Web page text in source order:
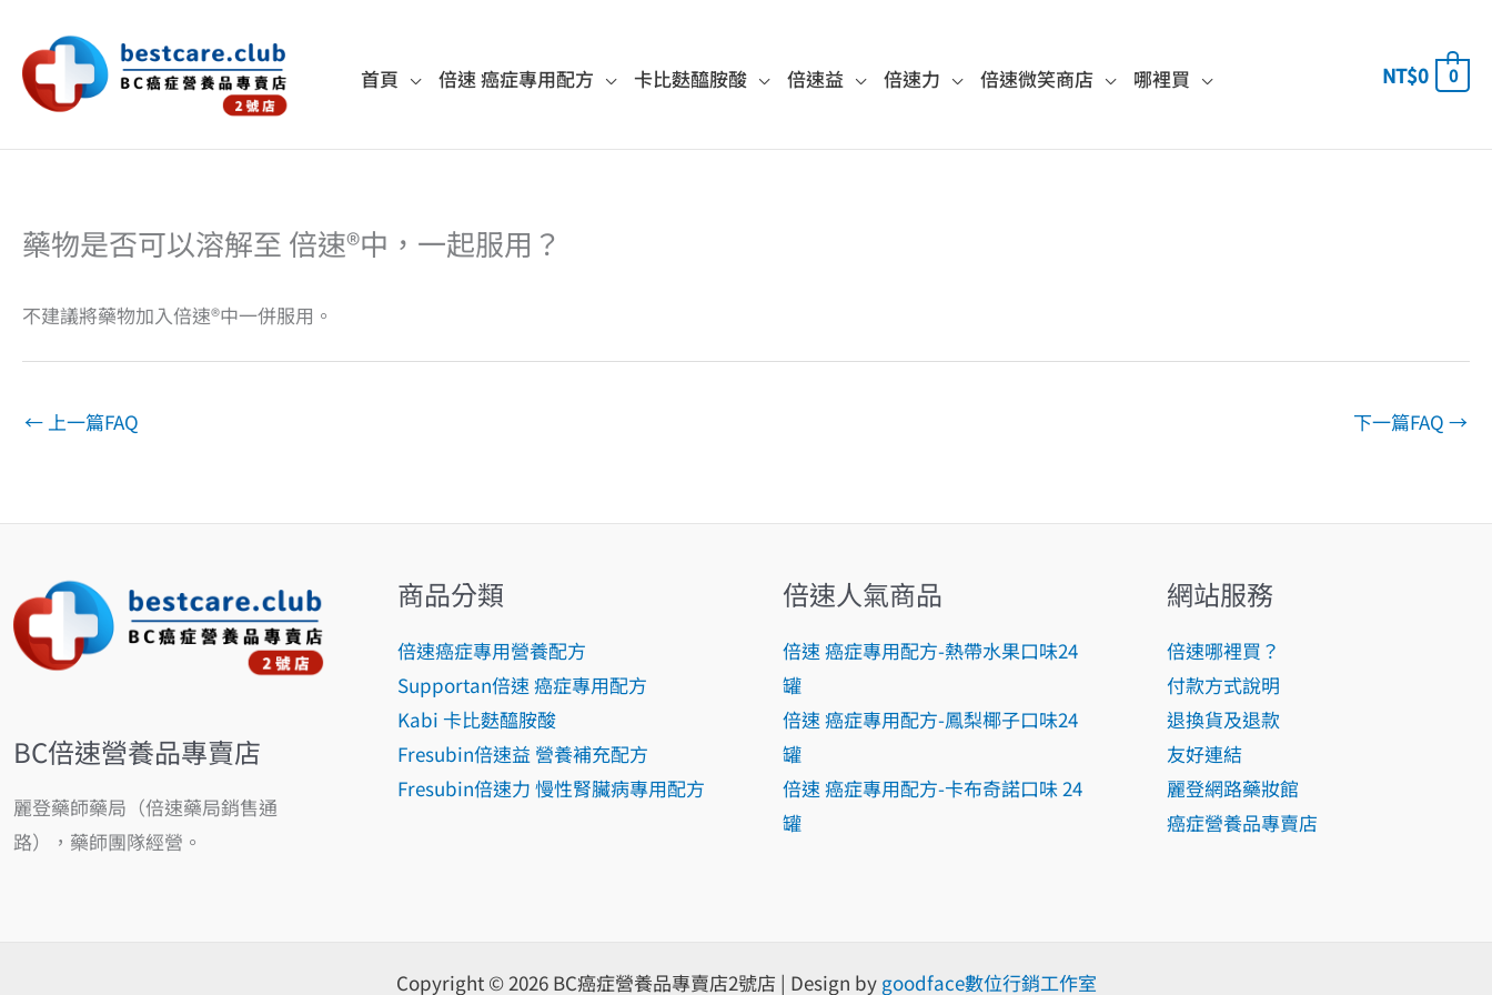
內
首頁 倍速 癌症專用配方 卡比麩醯胺酸 倍速益 倍速力 倍速微笑商店 哪裡買 NT$0 0
藥物是否可以溶解至 倍速®中，一起服用？
不建議將藥物加入倍速®中一併服用。
← 上一篇FAQ 下一篇FAQ →
BC倍速營養品專賣店
麗登藥師藥局（倍速藥局銷售通
路），藥師團隊經營。
商品分類
倍速癌症專用營養配方
Supportan倍速 癌症專用配方
Kabi 卡比麩醯胺酸
Fresubin倍速益 營養補充配方
Fresubin倍速力 慢性腎臟病專用配方
倍速人氣商品
倍速 癌症專用配方-熱帶水果口味24
罐
倍速 癌症專用配方-鳳梨椰子口味24
罐
倍速 癌症專用配方-卡布奇諾口味 24
罐
網站服務
倍速哪裡買？
付款方式說明
退換貨及退款
友好連結
麗登網路藥妝館
癌症營養品專賣店
Copyright © 2026 BC癌症營養品專賣店2號店 | Design by goodface數位行銷工作室